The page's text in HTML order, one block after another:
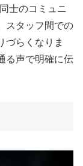
士のコミュニ
スタッフ間での
づらくなりま
る声で明確に伝